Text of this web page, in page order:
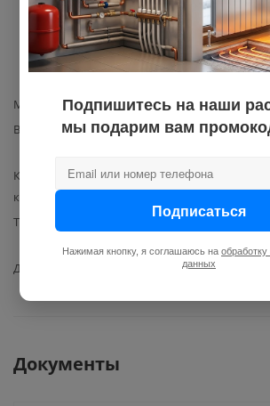
также в
Материал изготовления
латунь
Вид коллектора
Количество выходов
коллектора
Тип коллектора
Диаметр отводов коллектора
Документы
Подпишитесь на наши
мы подарим вам
Подписаться
Нажимая кнопку, я соглашаюсь на
данных